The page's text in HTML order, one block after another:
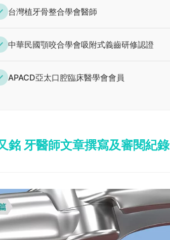
台灣植牙骨整合學會醫師
中華民國顎咬合學會吸附式義齒研修認證
APACD亞太口腔臨床醫學會會員
銘 牙醫師文章撰寫及審閱紀錄